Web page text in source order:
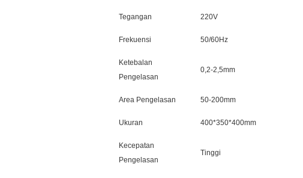
Tegangan 220V
Frekuensi 50/60Hz
Ketebalan
Pengelasan
0,2-2,5mm
Area Pengelasan 50-200mm
Ukuran 400*350*400mm
Kecepatan
Pengelasan
Tinggi